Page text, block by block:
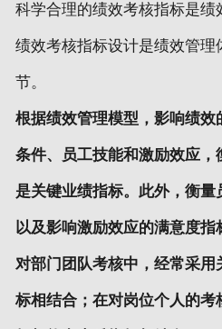
科学合理的绩效考核指标是绩
绩效考核指标设计是绩效管理
节。
根据绩效管理模型，影响绩
条件、员工技能和激励效应
是关键业绩指标。此外，衡
以及影响激励效应的满意度
对部门团队考核中，经常采
标相结合；在对岗位个人的